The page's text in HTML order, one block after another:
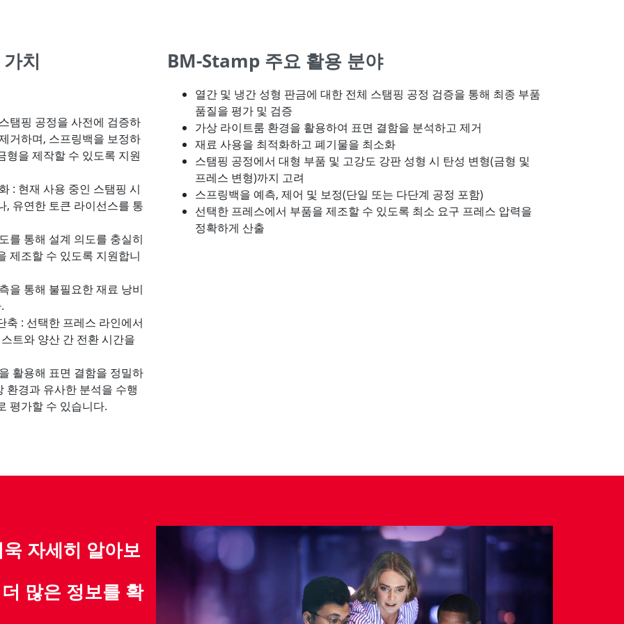
치
탬핑 공정을 사전에 검증하
거하며, 스프링백을 보정하
형을 제작할 수 있도록 지원
: 현재 사용 중인 스탬핑 시
, 유연한 토큰 라이선스를 통
를 통해 설계 의도를 충실히
제조할 수 있도록 지원합니
을 통해 불필요한 재료 낭비
축 : 선택한 프레스 라인에서
트와 양산 간 전환 시간을
활용해 표면 결함을 정밀하
환경과 유사한 분석을 수행
평가할 수 있습니다.
BM-Stamp 주요 활용 분야
열간 및 냉간 성형 판금에 대한 전체 스탬핑 공정 검증을 통해 최종 부품
품질을 평가 및 검증
가상 라이트룸 환경을 활용하여 표면 결함을 분석하고 제거
재료 사용을 최적화하고 폐기물을 최소화
스탬핑 공정에서 대형 부품 및 고강도 강판 성형 시 탄성 변형(금형 및
프레스 변형)까지 고려
스프링백을 예측, 제어 및 보정(단일 또는 다단계 공정 포함)
선택한 프레스에서 부품을 제조할 수 있도록 최소 요구 프레스 압력을
정확하게 산출
자세히 알아보
많은 정보를 확